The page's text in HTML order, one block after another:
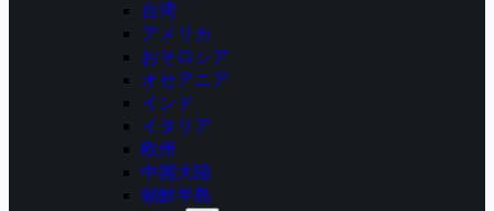
台湾
アメリカ
おそロシア
オセアニア
インド
イタリア
欧州
中国大陸
朝鮮半島